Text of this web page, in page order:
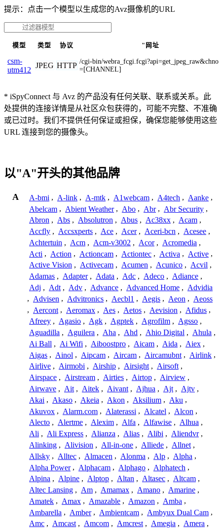
提示：点击一个模型以生成您的Avz摄像机的URL
模型 类型 协议 "网址
csm-
utm412
JPEG HTTP /cgi-bin/webra_fcgi.fcgi?api=get_jpeg_raw&chno
=[CHANNEL]
* iSpyConnect 与 Avz 的产品没有任何关联、联系或关系。此
处提供的连接详情是从社区众包获得的，可能不完整、不准确
或已过时。我们不提供任何保证或担保，确保您能够使用这些
URL 连接到您的摄像头。
以"A"开头的其他品牌
A A-bmi , A-link , A-mtk , A1webcam , A4tech , Aanke ,
Abelcam , Abient Weather , Abo , Abr , Abr Security ,
Abron , Abs , Absolutron , Abus , Ac38xx , Acam ,
Accfly , Accsxperts , Ace , Acer , Aceri-bcn , Acesee ,
Achtertuin , Acm , Acm-v3002 , Acor , Acromedia ,
Acti , Action , Actioncam , Actiontec , Activa , Active ,
Active Vision , Activecam , Acumen , Acunico , Acvil ,
Adamas , Adapter , Adata , Adc , Adeco , Adiance ,
Adj , Adt , Adv , Advance , Advanced Home , Advidia
, Advisen , Advitronics , Aecbl1 , Aegis , Aeon , Aeoss
, Aercont , Aeromax , Aes , Aetos , Aevision , Afidus ,
Afreey , Agasio , Agk , Agptek , Agrofilm , Agsso ,
Aguadilla , Aguilera , Aha , Ahd , Ahio Digital , Ahula ,
Ai Ball , Ai Wifi , Aiboostpro , Aicam , Aida , Aiex ,
Aigas , Ainol , Aipcam , Aircam , Aircamubnt , Airlink ,
Airlive , Airmobi , Airship , Airsight , Airsoft ,
Airspace , Airstream , Airties , Airtop , Airview ,
Airwave , Ait , Aitek , Aivant , Ajhua , Ajt , Ajtv ,
Akai , Akaso , Akeia , Akon , Aksilium , Aku ,
Akuvox , Alarm.com , Alaterassi , Alcatel , Alcon ,
Alecto , Alertme , Alexim , Alfa , Alfawise , Alhua ,
Ali , Ali Express , Alianza , Alias , Alibi , Aliendvr ,
Alinking , Alivision , All-in-one , Alliede , Allnet ,
Allsky , Alltec , Almacen , Alonma , Alp , Alpha ,
Alpha Power , Alphacam , Alphago , Alphatech ,
Alpina , Alpine , Alptop , Altan , Altasec , Altcam ,
Altec Lansing , Am , Amamax , Amano , Amarine ,
Amatek , Amax , Amazable , Amazon , Amba ,
Ambarella , Amber , Ambientcam , Ambyux Dual Cam ,
Amc , Amcast , Amcom , Amcrest , Amegia , Amera ,